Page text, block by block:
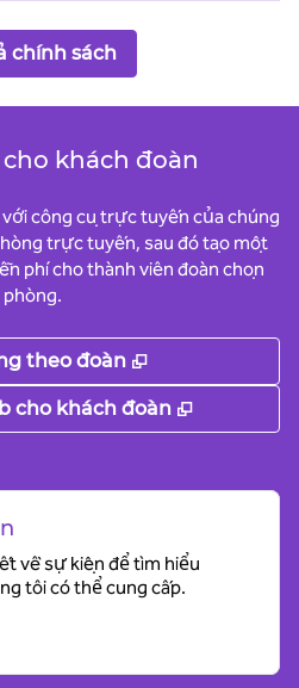
chính sách
khách đoàn
công cụ trực tuyến của chúng
trực tuyến, sau đó tạo một
phí cho thành viên đoàn chọn
phòng.
theo đoàn ,
cho khách đoàn ,
về sự kiện để tìm hiểu
tôi có thể cung cấp.